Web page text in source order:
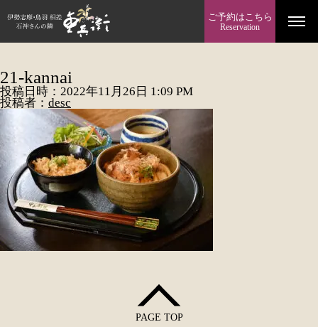
ご予約はこちら
Reservation
21-kannai
投稿日時：2022年11月26日 1:09 PM
投稿者： desc
PAGE TOP